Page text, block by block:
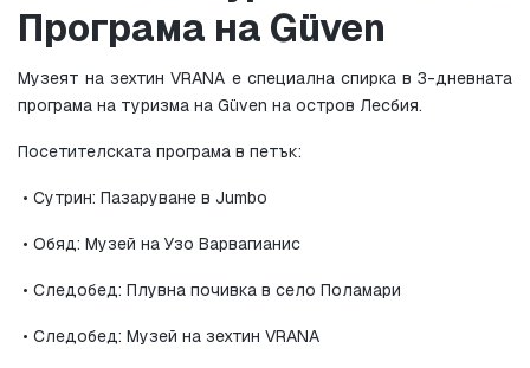
Програма на Güven
Музеят на зехтин VRANA е специална спирка в 3-дневната
програма на туризма на Güven на остров Лесбия.
Посетителската програма в петък:
• Сутрин: Пазаруване в Jumbo
• Обяд: Музей на Узо Варвагианис
• Следобед: Плувна почивка в село Поламари
• Следобед: Музей на зехтин VRANA